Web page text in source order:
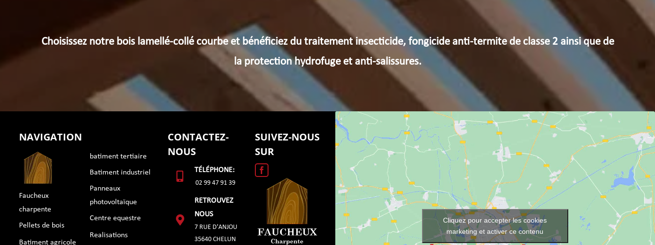
Choisissez notre bois lamellé-collé courbe et bénéficiez du traitement insecticide, fongicide anti-termite de classe 2 ainsi que de
la protection hydrofuge et anti-salissures.
NAVIGATION
Faucheux
charpente
Pellets de bois
Batiment agricole
batiment tertiaire
Batiment industriel
Panneaux
photovoltaïque
Centre equestre
Realisations
CONTACTEZ-
NOUS
TÉLÉPHONE:
02 99 47 91 39
RETROUVEZ
NOUS
7 RUE D'ANJOU
35640 CHELUN
SUIVEZ-NOUS
SUR
Cliquez pour accepter les cookies
marketing et activer ce contenu